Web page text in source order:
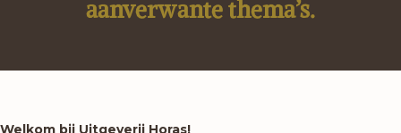
aanverwante thema’s.
Welkom bij Uitgeverij Horas!